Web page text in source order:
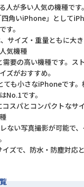
人が多い人気の機種です。
角いiPhone」として
す。
サイズ・重量ともに大
気機種
要の高い機種です。ス
ズがおすすめ。
も小さなiPhoneです。
No.1です。
スパとコンパクトなサ
ない写真撮影が可能で
ズで、防水・防塵対応